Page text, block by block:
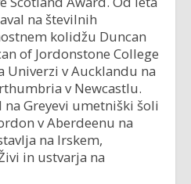
na številnih
kolidžu Duncan
of Jordonstone College
Univerzi v Aucklandu na
v Newcastlu.
na Greyevi umetniški šoli
v Aberdeenu na
na Irskem,
in ustvarja na